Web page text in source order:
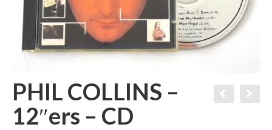
PHIL COLLINS –
12″ers – CD